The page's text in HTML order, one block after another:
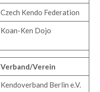
Czech Kendo Federation
Koan-Ken Dojo
Verband/Verein
Kendoverband Berlin e.V.